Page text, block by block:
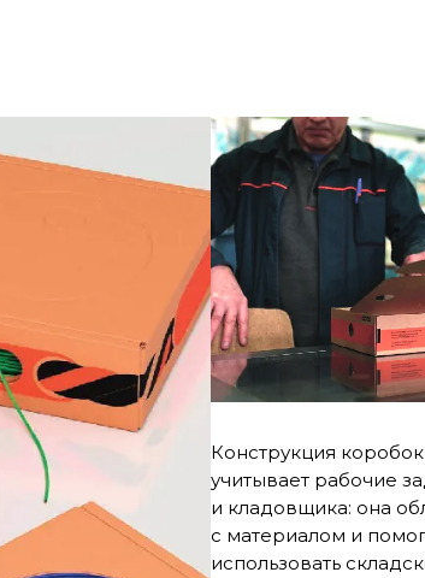
Конструкция
учитывает рабочие
и кладовщика: она
с материалом и
использовать